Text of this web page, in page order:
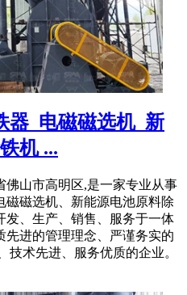
器_电磁磁选机_新
机 ...
佛山市高明区,是一家专业从事
磁磁选机、新能源电池原料除
发、生产、销售、服务于一体
先进的管理理念、严谨务实的
技术先进、服务优质的企业。